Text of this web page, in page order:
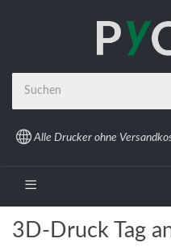
Alle Drucker ohne
3D-Druck Tag